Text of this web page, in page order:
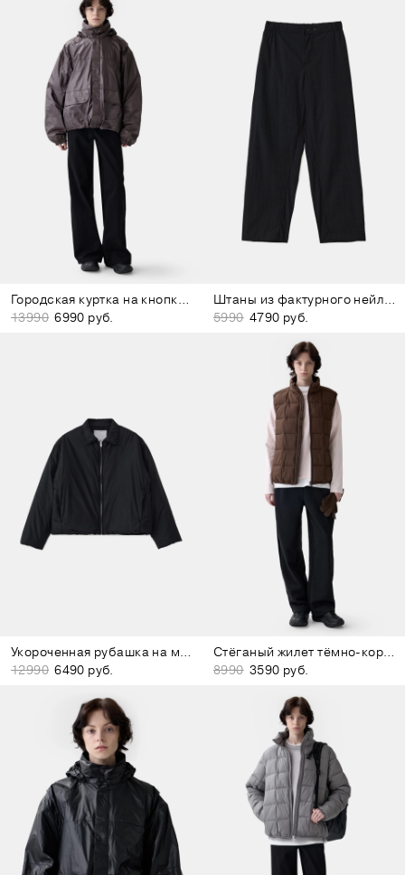
Городская куртка на кнопках коричневая
13990 6990 руб.
Штаны из фактурного нейлона чёрные
5990 4790 руб.
Укороченная рубашка на молнии чёрная
12990 6490 руб.
Стёганый жилет тёмно-коричневый
8990 3590 руб.